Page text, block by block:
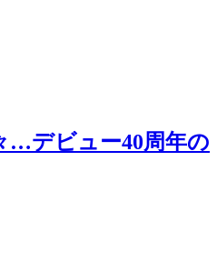
…デビュー40周年の